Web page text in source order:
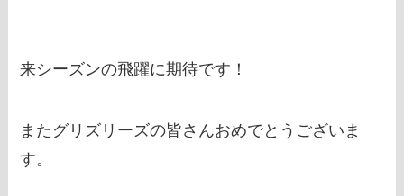
来シーズンの飛躍に期待です！
またグリズリーズの皆さんおめでとうございま
す。